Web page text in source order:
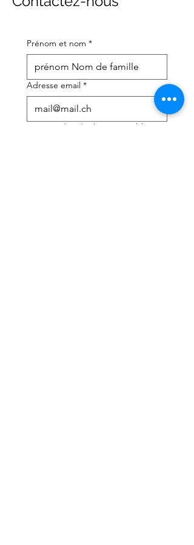
Prénom et nom *
Adresse email *
Numéro de téléphone portable